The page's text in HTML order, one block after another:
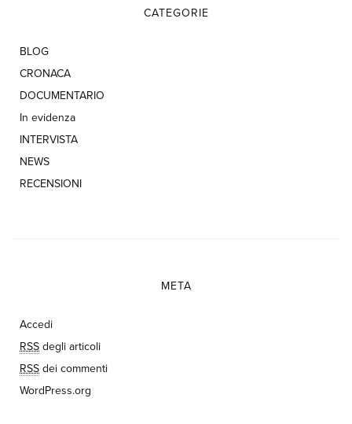
CATEGORIE
BLOG
CRONACA
DOCUMENTARIO
In evidenza
INTERVISTA
NEWS
RECENSIONI
META
Accedi
RSS degli articoli
RSS dei commenti
WordPress.org